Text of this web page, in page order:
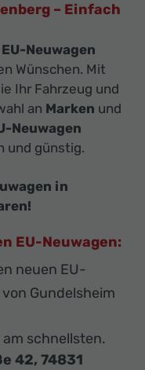
– Einfach
Neuwagen
Wünschen. Mit
Ihr Fahrzeug und
an Marken und
Neuwagen
und günstig.
in
EU-Neuwagen:
neuen EU-
Gundelsheim
schnellsten.
42, 74831